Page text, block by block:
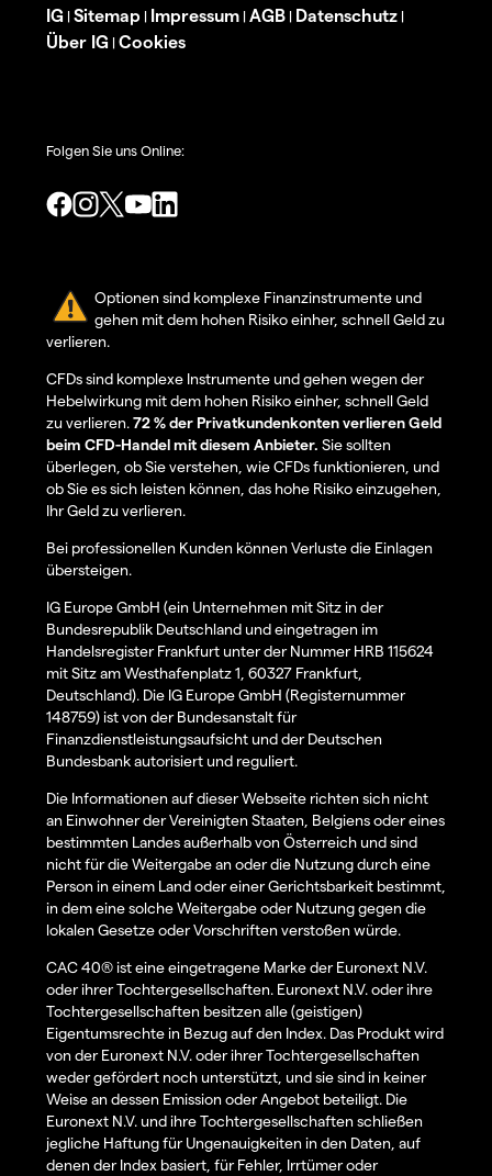
IG | Sitemap | Impressum | AGB | Datenschutz |
Über IG | Cookies
Folgen Sie uns Online:
Optionen sind komplexe Finanzinstrumente und
gehen mit dem hohen Risiko einher, schnell Geld zu
verlieren.
CFDs sind komplexe Instrumente und gehen wegen der
Hebelwirkung mit dem hohen Risiko einher, schnell Geld
zu verlieren.72 % der Privatkundenkonten verlieren Geld
beim CFD-Handel mit diesem Anbieter. Sie sollten
überlegen, ob Sie verstehen, wie CFDs funktionieren, und
ob Sie es sich leisten können, das hohe Risiko einzugehen,
Ihr Geld zu verlieren.
Bei professionellen Kunden können Verluste die Einlagen
übersteigen.
IG Europe GmbH (ein Unternehmen mit Sitz in der
Bundesrepublik Deutschland und eingetragen im
Handelsregister Frankfurt unter der Nummer HRB 115624
mit Sitz am Westhafenplatz 1, 60327 Frankfurt,
Deutschland). Die IG Europe GmbH (Registernummer
148759) ist von der Bundesanstalt für
Finanzdienstleistungsaufsicht und der Deutschen
Bundesbank autorisiert und reguliert.
Die Informationen auf dieser Webseite richten sich nicht
an Einwohner der Vereinigten Staaten, Belgiens oder eines
bestimmten Landes außerhalb von Österreich und sind
nicht für die Weitergabe an oder die Nutzung durch eine
Person in einem Land oder einer Gerichtsbarkeit bestimmt,
in dem eine solche Weitergabe oder Nutzung gegen die
lokalen Gesetze oder Vorschriften verstoßen würde.
CAC 40® ist eine eingetragene Marke der Euronext N.V.
oder ihrer Tochtergesellschaften. Euronext N.V. oder ihre
Tochtergesellschaften besitzen alle (geistigen)
Eigentumsrechte in Bezug auf den Index. Das Produkt wird
von der Euronext N.V. oder ihrer Tochtergesellschaften
weder gefördert noch unterstützt, und sie sind in keiner
Weise an dessen Emission oder Angebot beteiligt. Die
Euronext N.V. und ihre Tochtergesellschaften schließen
jegliche Haftung für Ungenauigkeiten in den Daten, auf
denen der Index basiert, für Fehler, Irrtümer oder